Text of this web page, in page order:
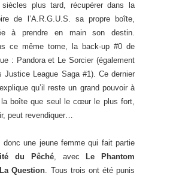
plus tard, récupérer dans la
de l’A.R.G.U.S. sa propre boîte,
à prendre en main son destin.
ce même tome, la back-up #0 de
: Pandora et Le Sorcier (également
Justice League Saga #1). Ce dernier
qu’il reste un grand pouvoir à
la boîte que seul le cœur le plus fort,
peut revendiquer…
une jeune femme qui fait partie
du Pêché, avec
Le Phantom
La Question. Tous trois ont été punis